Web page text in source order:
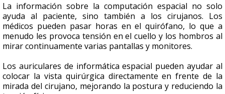
La información sobre la computación espacial no solo
ayuda al paciente, sino también a los cirujanos. Los
médicos pueden pasar horas en el quirófano, lo que a
menudo les provoca tensión en el cuello y los hombros al
mirar continuamente varias pantallas y monitores.
Los auriculares de informática espacial pueden ayudar al
colocar la vista quirúrgica directamente en frente de la
mirada del cirujano, mejorando la postura y reduciendo la